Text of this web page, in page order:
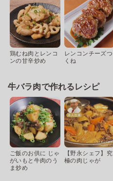
鶏むね肉とレンコ
ンの甘辛炒め
レンコンチーズつ
くね
牛バラ肉で作れるレシピ
ご飯のお供に じゃ
がいもと牛肉のう
ま炒め
【野永シェフ】究
極の肉じゃが